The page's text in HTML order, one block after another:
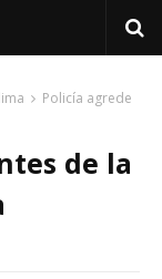
Policía agrede
de la